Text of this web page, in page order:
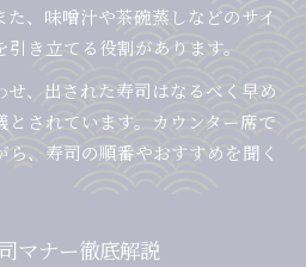
、味噌汁や茶碗蒸しなどのサイ
き立てる役割があります。
せ、出された寿司はなるべく早め
とされています。カウンター席で
、寿司の順番やおすすめを聞く
マナー徹底解説